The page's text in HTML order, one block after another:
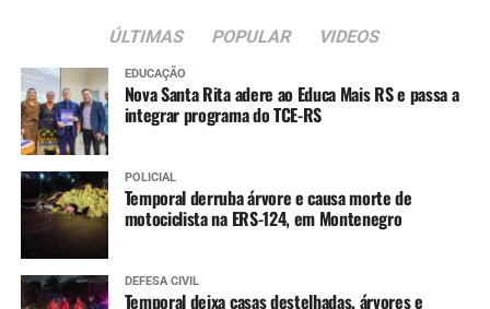
Calamidades 2
Como: preenchimento de
formulário on-line
Quem pode se inscrever: microempreendedores
individuais que atendam aos critérios, não beneficiados
na primeira fase do programa.
ÚLTIMAS POPULAR VIDEOS
EDUCAÇÃO
Nova Santa Rita adere ao Educa Mais RS e passa a
integrar programa do TCE-RS
POLICIAL
Temporal derruba árvore e causa morte de
motociclista na ERS-124, em Montenegro
DEFESA CIVIL
Temporal deixa casas destelhadas, árvores e